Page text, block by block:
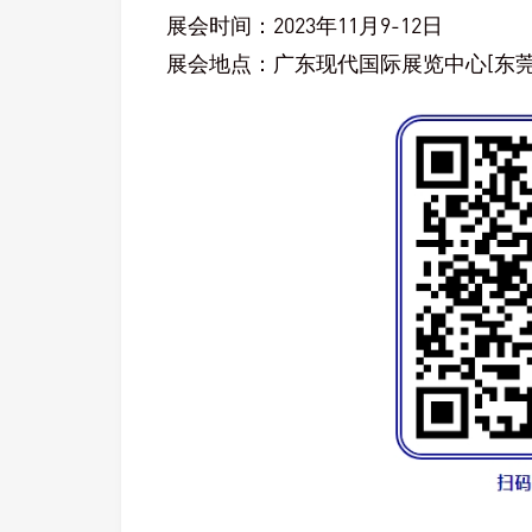
展会时间：2023年11月9-12日
展会地点：广东现代国际展览中心[东